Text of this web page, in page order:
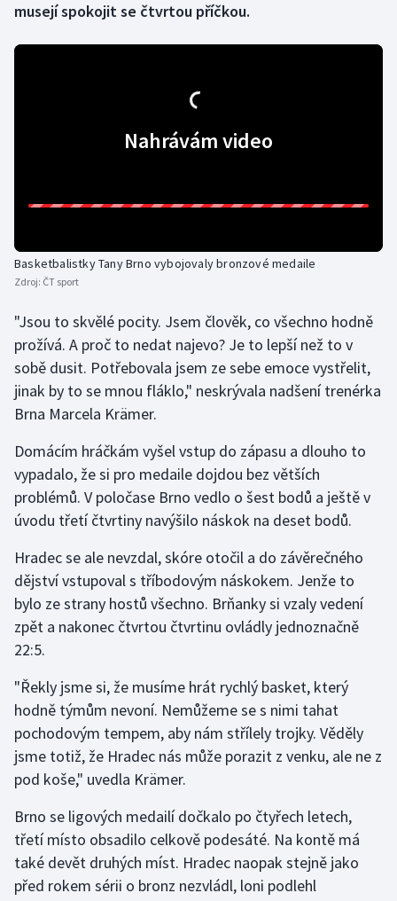
Florbal
Judo
Krasobruslení
Lezení
Lyže a snowboard
Moderní pětiboj
Motorsport
Olympijské hry
Parasport
Plavání
Plážový volejbal
Ragby
Rychlobruslení
Rychlostní kanoistika
Short track
Sportovní střelba
musejí spokojit se čtvrtou příčkou.
Nahrávám video
Basketbalistky Tany Brno vybojovaly bronzové medaile
Zdroj: ČT sport
"Jsou to skvělé pocity. Jsem člověk, co všechno hodně
prožívá. A proč to nedat najevo? Je to lepší než to v
sobě dusit. Potřebovala jsem ze sebe emoce vystřelit,
jinak by to se mnou fláklo," neskrývala nadšení trenérka
Brna Marcela Krämer.
Domácím hráčkám vyšel vstup do zápasu a dlouho to
vypadalo, že si pro medaile dojdou bez větších
problémů. V poločase Brno vedlo o šest bodů a ještě v
úvodu třetí čtvrtiny navýšilo náskok na deset bodů.
Hradec se ale nevzdal, skóre otočil a do závěrečného
dějství vstupoval s tříbodovým náskokem. Jenže to
bylo ze strany hostů všechno. Brňanky si vzaly vedení
zpět a nakonec čtvrtou čtvrtinu ovládly jednoznačně
22:5.
"Řekly jsme si, že musíme hrát rychlý basket, který
hodně týmům nevoní. Nemůžeme se s nimi tahat
pochodovým tempem, aby nám střílely trojky. Věděly
jsme totiž, že Hradec nás může porazit z venku, ale ne z
pod koše," uvedla Krämer.
Brno se ligových medailí dočkalo po čtyřech letech,
třetí místo obsadilo celkově podesáté. Na kontě má
také devět druhých míst. Hradec naopak stejně jako
před rokem sérii o bronz nezvládl, loni podlehl